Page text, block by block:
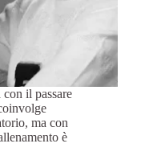
il passare
ma con
è